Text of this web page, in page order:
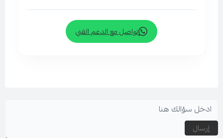
تواصل مع الدعم الفني
إرسال